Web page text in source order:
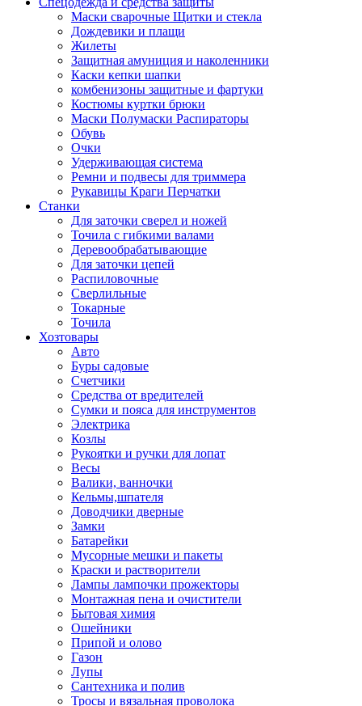
Маски сварочные Щитки и стекла
Дождевики и плащи
Жилеты
Защитная амуниция и наколенники
Каски кепки шапки
комбенизоны защитные и фартуки
Костюмы куртки брюки
Маски Полумаски Распираторы
Обувь
Очки
Удерживающая система
Ремни и подвесы для триммера
Рукавицы Краги Перчатки
Станки
Для заточки сверел и ножей
Точила с гибкими валами
Деревообрабатывающие
Для заточки цепей
Распиловочные
Сверлильные
Токарные
Точила
Хозтовары
Авто
Буры садовые
Счетчики
Средства от вредителей
Сумки и пояса для инструментов
Электрика
Козлы
Рукоятки и ручки для лопат
Весы
Валики, ванночки
Кельмы,шпателя
Доводчики дверные
Замки
Батарейки
Мусорные мешки и пакеты
Краски и растворители
Лампы лампочки прожекторы
Монтажная пена и очистители
Бытовая химия
Ошейники
Припой и олово
Газон
Лупы
Сантехника и полив
Тросы и вязальная проволока